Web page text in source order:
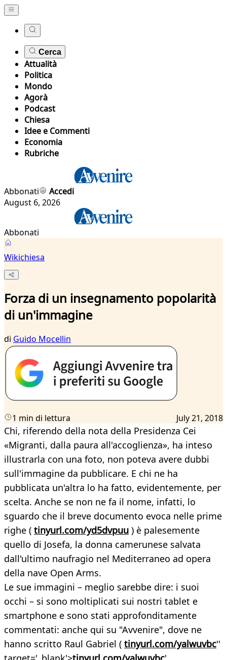
Cerca
Attualità
Politica
Mondo
Agorà
Podcast
Chiesa
Idee e Commenti
Economia
Rubriche
Abbonati
Accedi
August 6, 2026
Abbonati
Wikichiesa
Forza di un insegnamento popolarità
di un'immagine
di Guido Mocellin
1 min di lettura July 21, 2018
Chi, riferendo della nota della Presidenza Cei
«Migranti, dalla paura all'accoglienza», ha inteso
illustrarla con una foto, non poteva avere dubbi
sull'immagine da pubblicare. E chi ne ha
pubblicata un'altra lo ha fatto, evidentemente, per
scelta. Anche se non ne fa il nome, infatti, lo
sguardo che il breve documento evoca nelle prime
righe ( tinyurl.com/yd5dvpuu ) è palesemente
quello di Josefa, la donna camerunese salvata
dall'ultimo naufragio nel Mediterraneo ad opera
della nave Open Arms.
Le sue immagini – meglio sarebbe dire: i suoi
occhi – si sono moltiplicati sui nostri tablet e
smartphone e sono stati approfonditamente
commentati: anche qui su "Avvenire", dove ne
hanno scritto Raul Gabriel ( tinyurl.com/yalwuvbc''